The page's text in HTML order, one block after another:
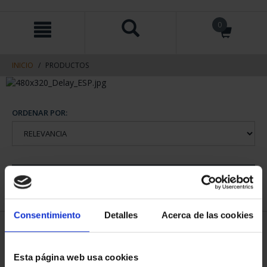
Consentimiento Detalles Acerca de las cookies
Esta página web usa cookies
contenido
navegacin
0
INICIO PRODUCTOS
ORDENAR POR:
1 Productos encontrados